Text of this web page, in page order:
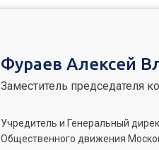
Фураев Алексей
Заместитель председателя
Учредитель и Генеральный
Общественного движения